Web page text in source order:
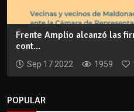
Frente Amplio alcanzó las
cont...
Sep 17 2022 1959
POPULAR